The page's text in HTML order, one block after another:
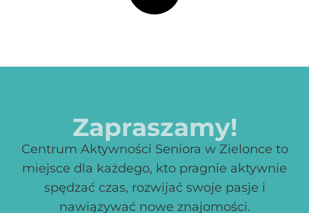
Zapraszamy!
Centrum Aktywności Seniora w Zielonce to
miejsce dla każdego, kto pragnie aktywnie
spędzać czas, rozwijać swoje pasje i
nawiązywać nowe znajomości.